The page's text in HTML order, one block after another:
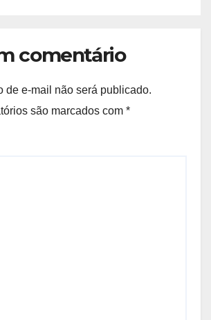
comentário
de e-mail não será publicado.
são marcados com *